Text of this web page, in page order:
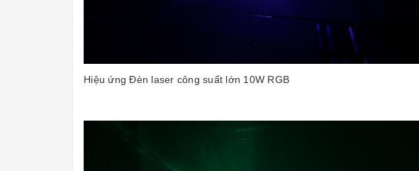
Hiệu ứng Đèn laser công suất lớn 10W RGB